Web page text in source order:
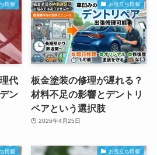
情報
代
ン
お役立ち情報
板金塗装の修理が遅れる？
材料不足の影響とデントリ
ペアという選択肢
2026年4月25日
情報 お役立ち情報